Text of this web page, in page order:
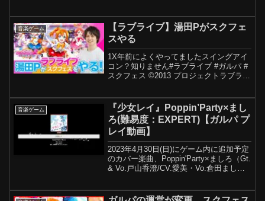
ン向けゲーム「『バンドリ！ ガールズバ
ンドパーティ！...
音楽ゲーム
【ラブライブ】湯田Pがスクフェ
スやる
1X年前によくやってましたスイングアイ
コン？知りません#ラブライブ #ガルパ #
スクフェス ©2013 プロジェクトラブライ
メンバー...
音楽ゲーム
『少女レイ』Poppin’Party×まし
ろ(難易度：EXPERT)【ガルパ プ
レイ動画】
2023年4月30日(日)にゲーム内に追加予定
のカバー楽曲、Poppin'Party×ましろ（Gt.
& Vo.戸山香澄/CV.愛美・Vo.倉田まし
楽しみに♪『バン...